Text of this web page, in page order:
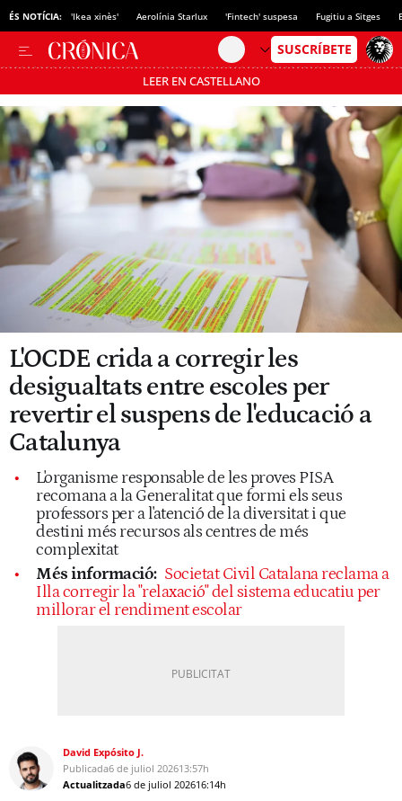
ÉS NOTÍCIA: 'Ikea xinès' Aerolínia Starlux 'Fintech' suspesa Fugitiu a Sitges
LEER EN CASTELLANO
Passa’t al mode estalvi
L'OCDE crida a corregir les
desigualtats entre escoles per
revertir el suspens de l'educació a
Catalunya
L'organisme responsable de les proves PISA
recomana a la Generalitat que formi els seus
professors per a l'atenció de la diversitat i que
destini més recursos als centres de més
complexitat
Més informació: Societat Civil Catalana reclama a
Illa corregir la "relaxació" del sistema educatiu per
millorar el rendiment escolar
David Expósito J.
Publicada6 de juliol 202613:57h
Actualitzada6 de juliol 202616:14h